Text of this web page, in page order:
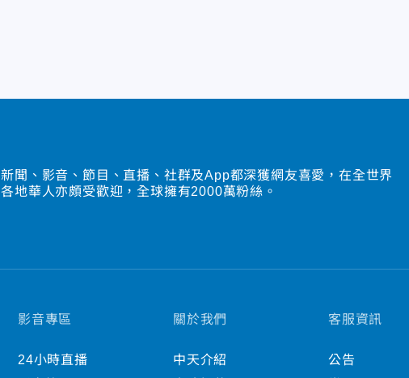
新聞、影音、節目、直播、社群及App都深獲網友喜愛，在全世界
各地華人亦頗受歡迎，全球擁有2000萬粉絲。
影音專區
24小時直播
關於我們
中天介紹
客服資訊
公告